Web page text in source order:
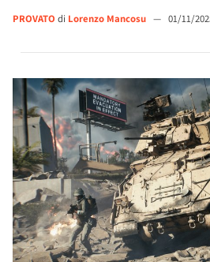
PROVATO di Lorenzo Mancosu — 01/11/